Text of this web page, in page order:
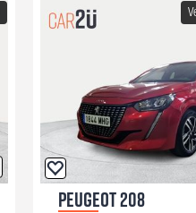
PEUGEOT 208